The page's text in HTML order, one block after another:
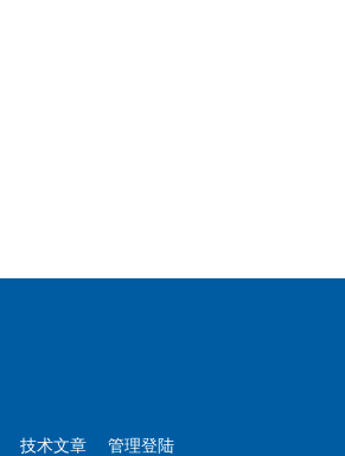
技术文章 管理登陆